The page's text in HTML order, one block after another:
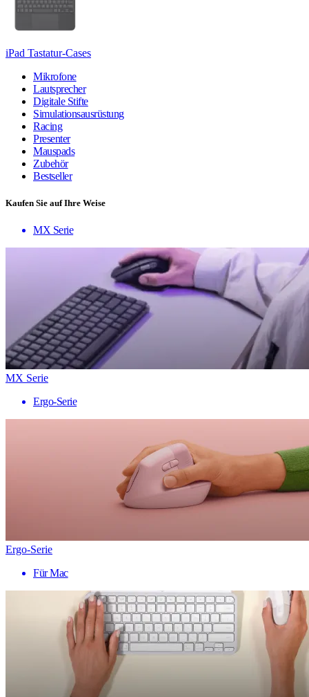
iPad Tastatur-Cases
Mikrofone
Lautsprecher
Digitale Stifte
Simulationsausrüstung
Racing
Presenter
Mauspads
Zubehör
Bestseller
Kaufen Sie auf Ihre Weise
MX Serie
MX Serie
Ergo-Serie
Ergo-Serie
Für Mac